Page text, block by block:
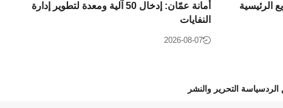
الرئيسية
أمانة عمّان: إدخال 50 آلية ومعدة لتطوير إدارة
النفايات
2026-08-07
سياسة التحرير والنشر